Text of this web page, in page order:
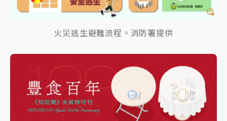
火災逃生避難流程。消防署提供